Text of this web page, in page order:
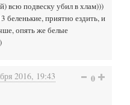
всю подвеску убил в хлам)))
беленькие, приятно ездить, и
опять же белые
2016, 19:43 0